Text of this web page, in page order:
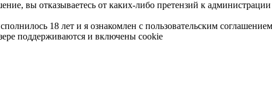
вы отказываетесь от каких-либо претензий к
18 лет и я ознакомлен с пользовательским соглашением
поддерживаются и включены cookie